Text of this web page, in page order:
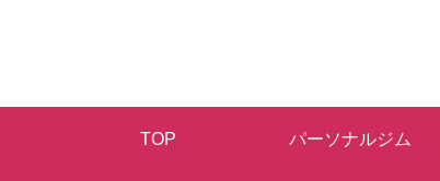
TOP パーソナルジム